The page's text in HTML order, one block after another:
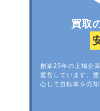
買取
創業25年の上場企
運営しています。
心して自転車を売却